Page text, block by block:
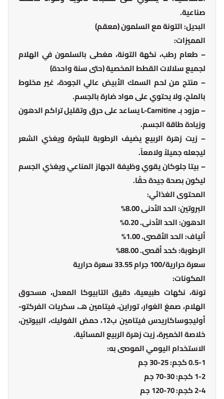
صناعية.
البديل: التونة مع السلمون (معقم)
المميزات:
– طعام رطب، نكهة التونة، مغطى بالسلمون في الهلام
لجميع سلالات القطط المخصية (حتى سنة واحدة)
– منتج من لحم السمك الأبيض عالي الجودة، غير مخلوط
بالملح، ولا يحتوي على مواد ضارة بالجسم.
– مزود بـ L-Carnitine يساعد على حرق وتقليل تراكم الدهون
وزيادة طاقة الجسم.
– زيت زهرة الربيع يضيف الرطوبة للبشرة ويغذي الشعر
ليجعله جميلاً ولامعاً.
– بيتا جلوكان يقوي وظيفة الجهاز المناعي ويغذي الجسم
ليكون بصحة جيدة حقًا.
المحتوى الغذائي:
البروتين: الحد الأدنى 8.00%
الدهون: الحد الأدنى. 0.20%
ألياف: الحد الأقصى. 1.00%
الرطوبة: كحد أقصى. 88.00%
سعرة حرارية/100 جرام 33.55 سعرة حرارية
المكونات:
تونة، نكهات طبيعية، دقيق التابيوكا المعدل، مسحوق
الهلام، صمغ الغوار، توراين، فيتامين هـ، سكريات الفركتو-
أوليجوساكاريدس فيتامين ب12، حمض الفوليك، البيوتين،
خلاصة الخميرة، زيت زهرة الربيع المسائية.
الاستخدام اليومي الموصى به:
0.5-1 كجم: 25-30 جم
1-2 كجم: 30-70 جم
2-4 كجم: 70-120 جم